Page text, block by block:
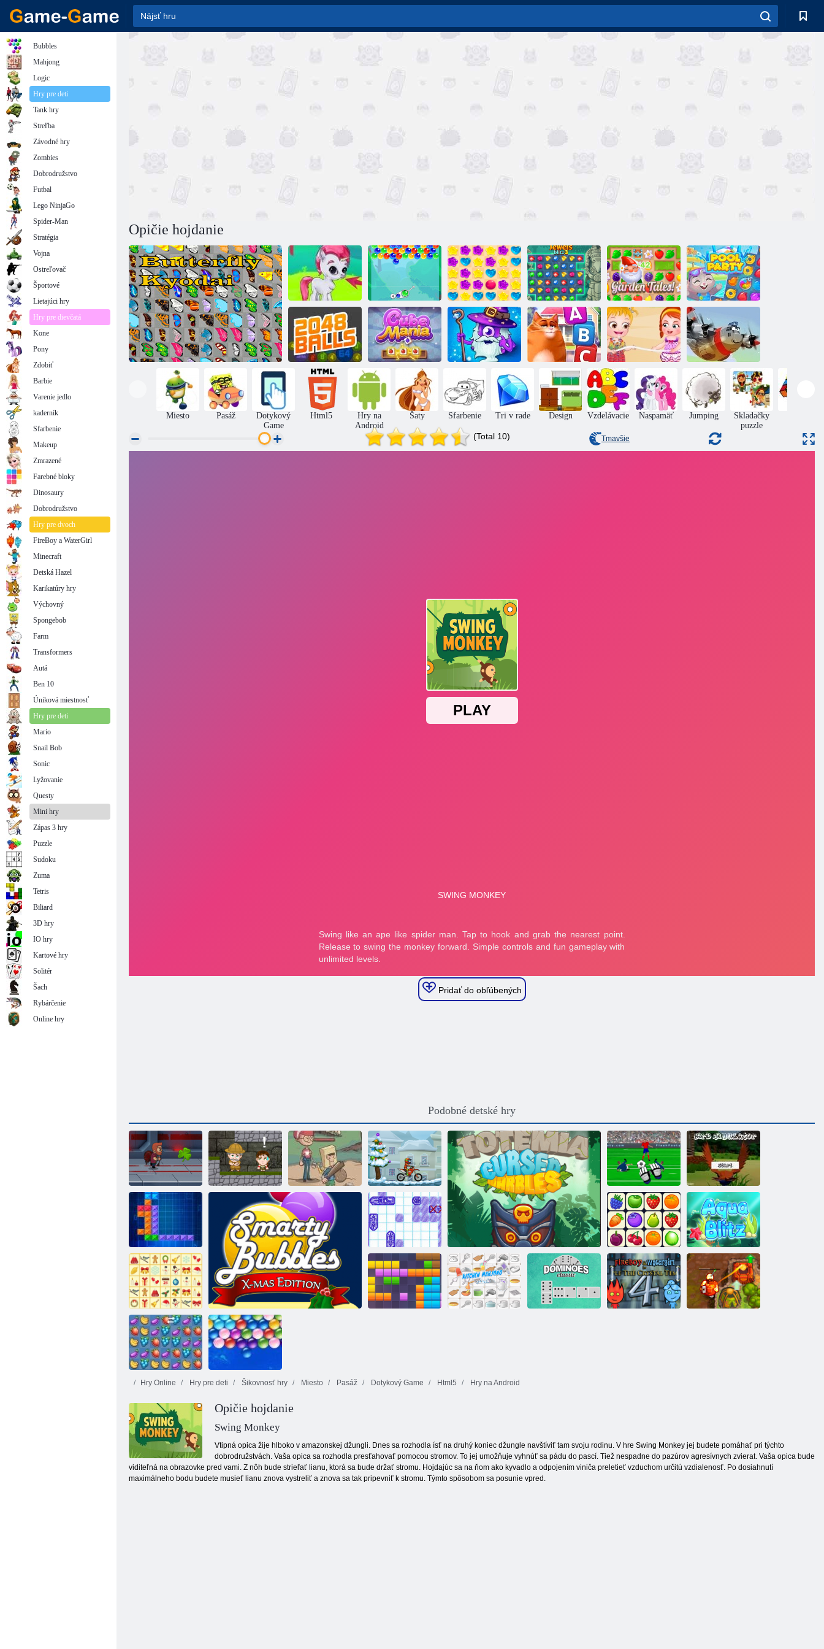
Opičie hojdanie
Gems: Bubbles Charm bublina Candy Rain 5 Klenoty Blitz 3
Záhradné
príbehy
Bazén
2048 loptičiek Kocka mánia
Hrdinovia
Koto Wasiya:
Veže slov
Detská Hazel:
Beach party
Piloti hrdinovia
Miesto Pasáž
Dotykový
Game
Html5
Hry na
Android
Šaty Sfarbenie Tri v rade Design Vzdelávacie Naspamäť Jumping
Skladačky
puzzle
(Total 10) Tmavšie
Pridať do obľúbených
Podobné detské hry
Master Jet
Inca:
Dobrodružstvo
Backyard Moto x3m zima
Brankárske
majstrovstvá
Simulátor
vtákov
Tentriks
Vianočné vydanie: Legrační bubliny
Mora boj Onet Connect Aqua blitz
Vianočný
mahjong
Ovocie
Nekonečné
bubliny
Hry Online Hry pre deti Šikovnosť hry Miesto Pasáž Dotykový Game Html5 Hry na Android
Opičie hojdanie
Swing Monkey
Vtipná opica žije hlboko v amazonskej džungli. Dnes sa rozhodla ísť na druhý koniec džungle navštíviť tam svoju rodinu. V hre Swing Monkey jej budete pomáhať pri týchto
dobrodružstvách. Vaša opica sa rozhodla presťahovať pomocou stromov. To jej umožňuje vyhnúť sa pádu do pascí. Tiež nespadne do pazúrov agresívnych zvierat. Vaša opica bude
viditeľná na obrazovke pred vami. Z nôh bude strieľať lianu, ktorá sa bude držať stromu. Hojdajúc sa na ňom ako kyvadlo a odpojením viniča preletieť vzduchom určitú vzdialenosť. Po dosiahnutí
maximálneho bodu budete musieť lianu znova vystreliť a znova sa tak pripevniť k stromu. Týmto spôsobom sa posunie vpred.
Bubbles
Mahjong
Logic
Hry pre deti
Tank hry
Streľba
Závodné hry
Zombies
Dobrodružstvo
Futbal
Lego NinjaGo
Spider-Man
Stratégia
Vojna
Ostreľovač
Športové
Lietajúci hry
Hry pre dievčatá
Kone
Pony
Zdobiť
Barbie
Varenie jedlo
kaderník
Sfarbenie
Makeup
Zmrazené
Farebné bloky
Dinosaury
Dobrodružstvo
Hry pre dvoch
FireBoy a WaterGirl
Minecraft
Detská Hazel
Karikatúry hry
Výchovný
Spongebob
Farm
Transformers
Autá
Ben 10
Úniková miestnosť
Hry pre deti
Mario
Snail Bob
Sonic
Lyžovanie
Questy
Mini hry
Zápas 3 hry
Puzzle
Sudoku
Zuma
Tetris
Biliard
3D hry
IO hry
Kartové hry
Solitér
Šach
Rybárčenie
Online hry